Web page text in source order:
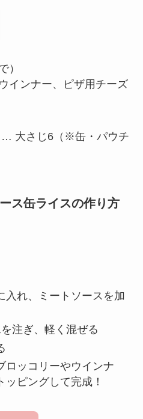
）
インナー、ピザ用チーズ
… 大さじ6（※缶・パウチ
ス缶ライスの作り方
入れ、ミートソースを加
注ぎ、軽く混ぜる
ロッコリーやウインナ
ピングして完成！